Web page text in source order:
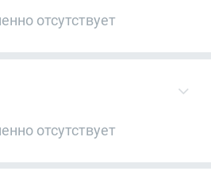
отсутствует
отсутствует